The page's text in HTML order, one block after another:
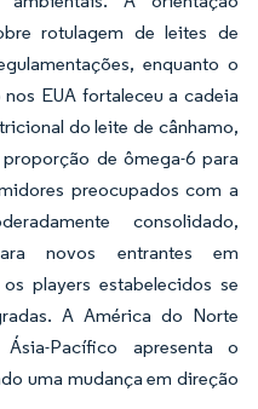
rotulagem de leites de
enquanto o
EUA fortaleceu a cadeia
do leite de cânhamo,
de ômega-6 para
preocupados com a
consolidado,
novos entrantes em
players estabelecidos se
A América do Norte
Pacífico apresenta o
uma mudança em direção